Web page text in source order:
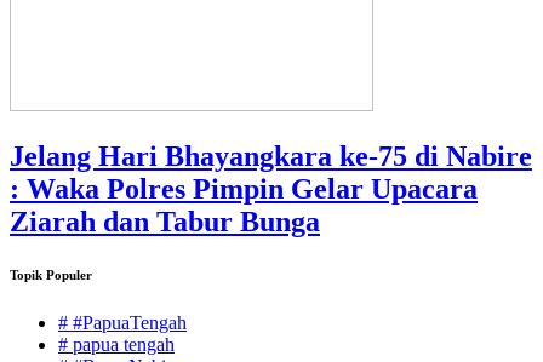
Jelang Hari Bhayangkara ke-75 di Nabire
: Waka Polres Pimpin Gelar Upacara
Ziarah dan Tabur Bunga
Topik Populer
# #PapuaTengah
# papua tengah